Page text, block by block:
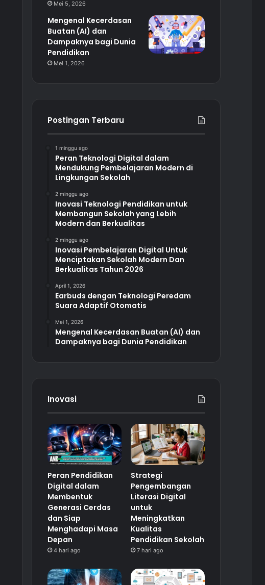
Mei 5, 2026
Mengenal Kecerdasan
Buatan (AI) dan
Dampaknya bagi Dunia
Pendidikan
Mei 1, 2026
Postingan Terbaru
1 minggu ago
Peran Teknologi Digital dalam
Mendukung Pembelajaran Modern di
Lingkungan Sekolah
2 minggu ago
Inovasi Teknologi Pendidikan untuk
Membangun Sekolah yang Lebih
Modern dan Berkualitas
2 minggu ago
Inovasi Pembelajaran Digital Untuk
Menciptakan Sekolah Modern Dan
Berkualitas Tahun 2026
April 1, 2026
Earbuds dengan Teknologi Peredam
Suara Adaptif Otomatis
Mei 1, 2026
Mengenal Kecerdasan Buatan (AI) dan
Dampaknya bagi Dunia Pendidikan
Inovasi
Peran Pendidikan
Digital dalam
Membentuk
Generasi Cerdas
dan Siap
Menghadapi Masa
Depan
4 hari ago
Strategi
Pengembangan
Literasi Digital
untuk
Meningkatkan
Kualitas
Pendidikan Sekolah
7 hari ago